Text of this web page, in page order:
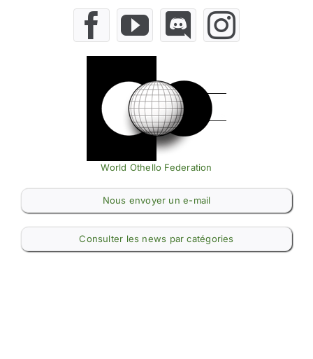
World Othello Federation
Nous envoyer un e-mail
Consulter les news par catégories